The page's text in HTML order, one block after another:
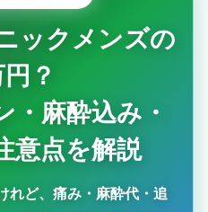
ックメンズの
？
・麻酔込み・
意点を解説
れど、痛み・麻酔代・追